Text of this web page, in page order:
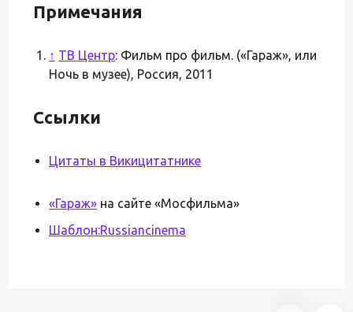
Примечания
↑ ТВ Центр: Фильм про фильм. («Гараж», или
Ночь в музее), Россия, 2011
Ссылки
Цитаты в Викицитатнике
«Гараж» на сайте «Мосфильма»
Шаблон:Russiancinema